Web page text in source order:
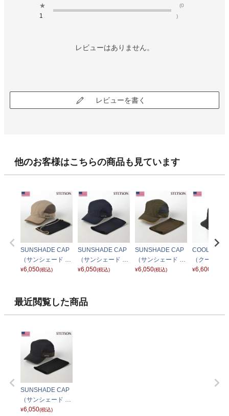
★
1
(0
)
レビューはありません。
レビューを書く
他のお客様はこちらの商品も見ています
SUNSHADE CAP
（サンシェード キ
ャップ）SE646 ベ
¥6,050(税込)
SUNSHADE CAP
（サンシェード キ
ャップ）SE646 ネ
¥6,050(税込)
SUNSHADE CAP
（サンシェード キ
ャップ）SE646 カ
¥6,050(税込)
COOL DOTS
（クールド
ット）
¥6,600
最近閲覧した商品
SUNSHADE CAP
（サンシェード キ
ャップ）SE646 ブ
¥6,050(税込)